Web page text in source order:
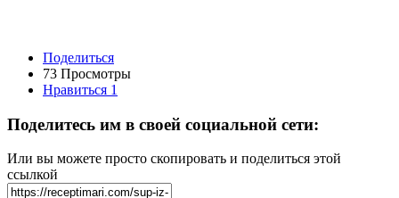
Поделиться
73 Просмотры
Нравиться 1
Поделитесь им в своей социальной сети:
Или вы можете просто скопировать и поделиться этой
ссылкой